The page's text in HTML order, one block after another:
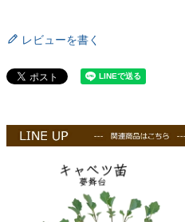
レビューを書く